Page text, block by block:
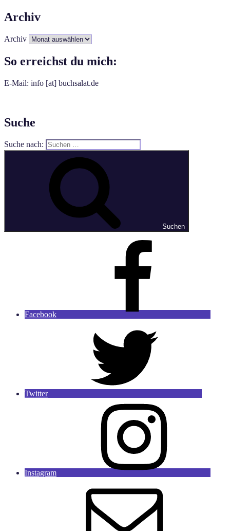
Archiv
Archiv
So erreichst du mich:
E-Mail: info [at] buchsalat.de
Suche
Suche nach:
Suchen
Facebook
Twitter
Instagram